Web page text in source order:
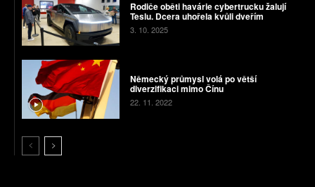
Rodiče oběti havárie cybertrucku žalují
Teslu. Dcera uhořela kvůli dveřím
3. 10. 2025
Německý průmysl volá po větší
diverzifikaci mimo Čínu
22. 11. 2022